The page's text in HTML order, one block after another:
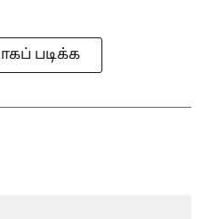
படிக்க